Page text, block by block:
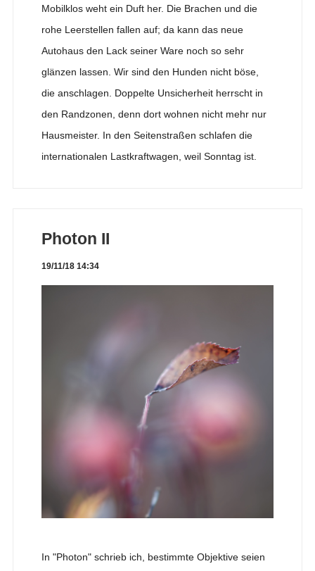
Mobilklos weht ein Duft her. Die Brachen und die
rohe Leerstellen fallen auf; da kann das neue
Autohaus den Lack seiner Ware noch so sehr
glänzen lassen. Wir sind den Hunden nicht böse,
die anschlagen. Doppelte Unsicherheit herrscht in
den Randzonen, denn dort wohnen nicht mehr nur
Hausmeister. In den Seitenstraßen schlafen die
internationalen Lastkraftwagen, weil Sonntag ist.
Photon II
19/11/18 14:34
In "Photon" schrieb ich, bestimmte Objektive seien